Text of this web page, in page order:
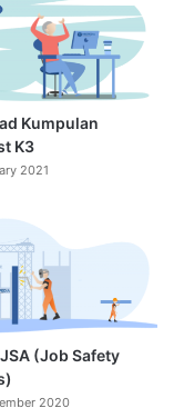
Kumpulan
K3
2021
(Job Safety
2020